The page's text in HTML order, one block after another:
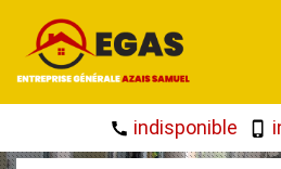
indisponible